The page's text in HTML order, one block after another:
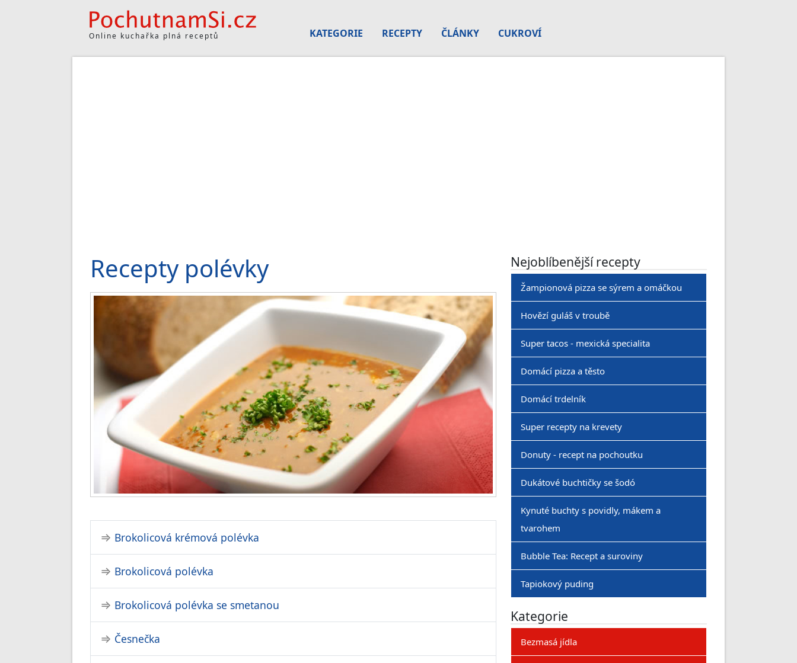
Online kuchařka plná receptů KATEGORIE RECEPTY ČLÁNKY CUKROVÍ
Recepty polévky
Brokolicová krémová polévka
Brokolicová polévka
Brokolicová polévka se smetanou
Česnečka
Nejoblíbenější recepty
Žampionová pizza se sýrem a omáčkou
Hovězí guláš v troubě
Super tacos - mexická specialita
Domácí pizza a těsto
Domácí trdelník
Super recepty na krevety
Donuty - recept na pochoutku
Dukátové buchtičky se šodó
Kynuté buchty s povidly, mákem a
tvarohem
Bubble Tea: Recept a suroviny
Tapiokový puding
Kategorie
Bezmasá jídla